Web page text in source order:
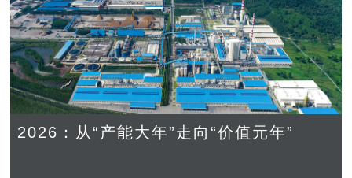
2026：从“产能大年”走向“价值元年”